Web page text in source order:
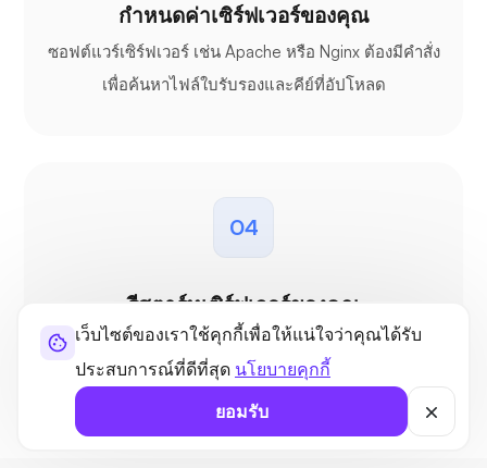
เว็บไซต์ของเราใช้คุกกี้เพื่อให้แน่ใจว่าคุณได้รับ
ประสบการณ์ที่ดีที่สุด นโยบายคุกกี้
ยอมรับ
กำหนดค่าเซิร์ฟเวอร์ของคุณ
ซอฟต์แวร์เซิร์ฟเวอร์ เช่น Apache หรือ Nginx ต้องมีคำสั่ง
เพื่อค้นหาไฟล์ใบรับรองและคีย์ที่อัปโหลด
04
รีสตาร์ทเซิร์ฟเวอร์ของคุณ
หลังจากกำหนดค่าเซิร์ฟเวอร์เสร็จสิ้นแล้ว ให้ดำเนินการ
เปลี่ยนแปลงโดยการรีสตาร์ทเว็บเซิร์ฟเวอร์ของคุณ